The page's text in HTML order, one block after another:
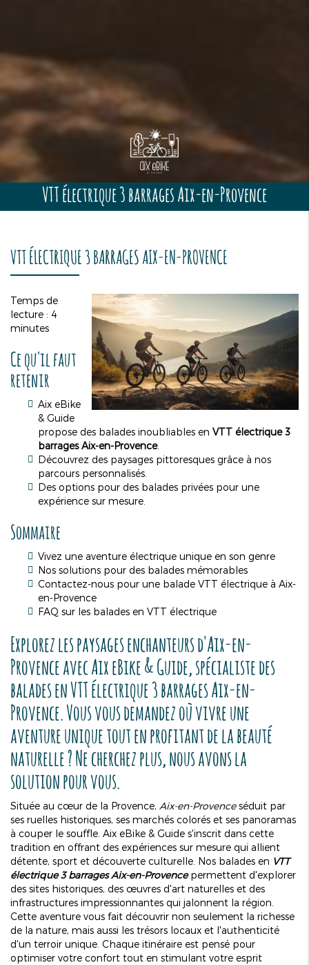
VTT électrique 3 barrages Aix-en-Provence
VTT ÉLECTRIQUE 3 BARRAGES AIX-EN-PROVENCE
Temps de
lecture : 4
minutes
Ce qu'il faut
retenir
Aix eBike
& Guide
propose des balades inoubliables en VTT électrique 3
barrages Aix-en-Provence.
Découvrez des paysages pittoresques grâce à nos
parcours personnalisés.
Des options pour des balades privées pour une
expérience sur mesure.
Sommaire
Vivez une aventure électrique unique en son genre
Nos solutions pour des balades mémorables
Contactez-nous pour une balade VTT électrique à Aix-
en-Provence
FAQ sur les balades en VTT électrique
Explorez les paysages enchanteurs d'Aix-en-
Provence avec Aix eBike & Guide, spécialiste des
balades enVTT électrique 3 barrages Aix-en-
Provence. Vous vous demandez où vivre une
aventure unique tout en profitant de la beauté
naturelle ? Ne cherchez plus, nous avons la
solution pour vous.
Située au cœur de la Provence, Aix-en-Provenceséduit par
ses ruelles historiques, ses marchés colorés et ses panoramas
à couper le souffle. Aix eBike & Guide s'inscrit dans cette
tradition en offrant des expériences sur mesure qui allient
détente, sport et découverte culturelle. Nos balades en VTT
électrique 3 barrages Aix-en-Provencepermettent d'explorer
des sites historiques, des œuvres d'art naturelles et des
infrastructures impressionnantes qui jalonnent la région.
Cette aventure vous fait découvrir non seulement la richesse
de la nature, mais aussi les trésors locaux et l'authenticité
d'un terroir unique. Chaque itinéraire est pensé pour
optimiser votre confort tout en stimulant votre esprit